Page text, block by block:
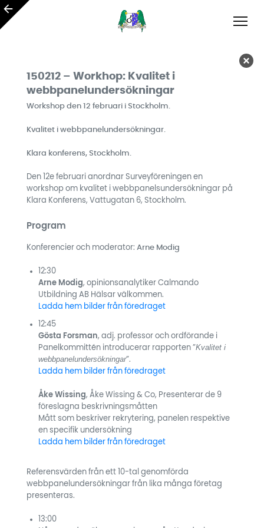
150212 – Workhop: Kvalitet i
webbpanelundersökningar
Workshop den 12 februari i Stockholm.
Kvalitet i webbpanelundersökningar.
Klara konferens, Stockholm.
Den 12e februari anordnar Surveyföreningen en
workshop om kvalitet i webbpanelsundersökningar på
Klara Konferens, Vattugatan 6, Stockholm.
Program
Konferencier och moderator: Arne Modig
12:30
Arne Modig, opinionsanalytiker Calmando
Utbildning AB Hälsar välkommen.
Ladda hem bilder från föredraget
12:45
Gösta Forsman, adj. professor och ordförande i
Panelkommittén introducerar rapporten ”Kvalitet i
webbpanelundersökningar”.
Ladda hem bilder från föredraget
Åke Wissing, Åke Wissing & Co, Presenterar de 9
föreslagna beskrivningsmåtten
Mått som beskriver rekrytering, panelen respektive
en specifik undersökning
Ladda hem bilder från föredraget
Referensvärden från ett 10-tal genomförda
webbpanelundersökningar från lika många företag
presenteras.
13:00